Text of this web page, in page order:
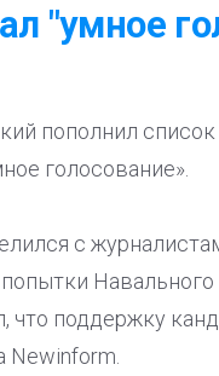
"умное
пополнил
голосование».
с
что поддержку
Newinform.